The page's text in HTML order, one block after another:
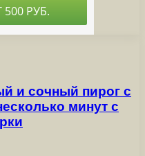
и сочный пирог с
минут с